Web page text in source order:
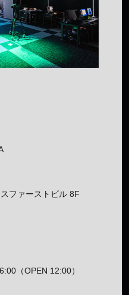
ファーストビル 8F
（OPEN 12:00）